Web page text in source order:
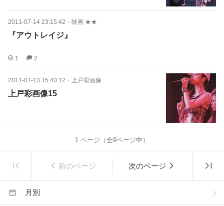
2011-07-14 23:15:42 ・ 映画 ★★
『アウトレイジ』
1 2
2011-07-13 15:40:12 ・ 上戸彩画像
上戸彩画像15
1 ページ（全9ページ中）
前のページ 次のページ
月別